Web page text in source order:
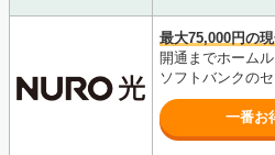
最大75,000円の
開通までホーム
ソフトバンクの
一番お